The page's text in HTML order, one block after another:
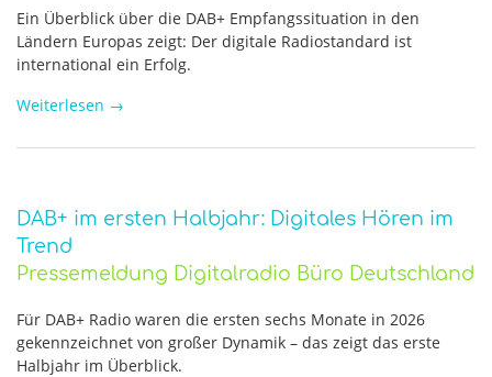
Ein Überblick über die DAB+ Empfangssituation in den
Ländern Europas zeigt: Der digitale Radiostandard ist
international ein Erfolg.
Weiterlesen →
DAB+ im ersten Halbjahr: Digitales Hören im
Trend
Pressemeldung Digitalradio Büro Deutschland
Für DAB+ Radio waren die ersten sechs Monate in 2026
gekennzeichnet von großer Dynamik – das zeigt das erste
Halbjahr im Überblick.